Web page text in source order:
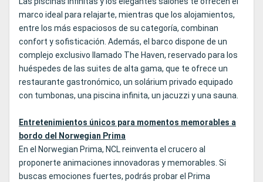
marco ideal para relajarte, mientras que los alojamientos,
entre los más espaciosos de su categoría, combinan
confort y sofisticación. Además, el barco dispone de un
complejo exclusivo llamado The Haven, reservado para los
huéspedes de las suites de alta gama, que te ofrece un
restaurante gastronómico, un solárium privado equipado
con tumbonas, una piscina infinita, un jacuzzi y una sauna.
Entretenimientos únicos para momentos memorables a
bordo del Norwegian Prima
En el Norwegian Prima, NCL reinventa el crucero al
proponerte animaciones innovadoras y memorables. Si
buscas emociones fuertes, podrás probar el Prima